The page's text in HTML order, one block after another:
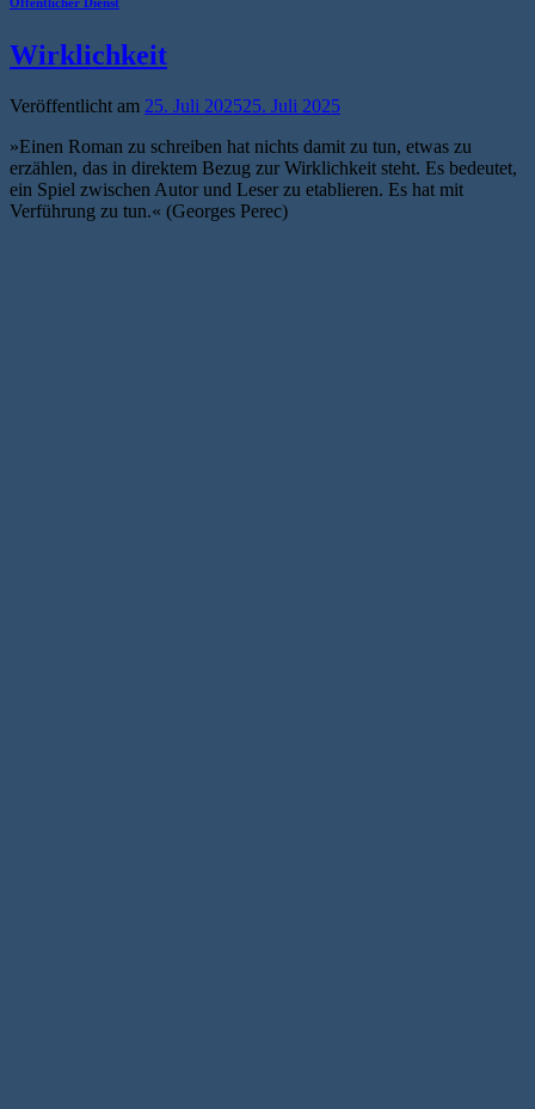
Wirklichkeit
Veröffentlicht am 25. Juli 202525. Juli 2025
»Einen Roman zu schreiben hat nichts damit zu tun, etwas zu
erzählen, das in direktem Bezug zur Wirklichkeit steht. Es bedeutet,
ein Spiel zwischen Autor und Leser zu etablieren. Es hat mit
Verführung zu tun.« (Georges Perec)